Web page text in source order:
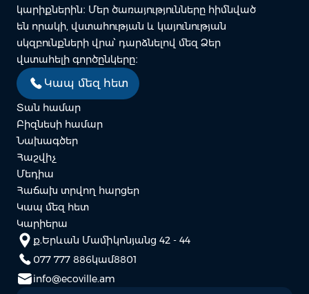
կարիքներին։ Մեր ծառայությունները հիմնված
են որակի, վստահության և կայունության
սկզբունքների վրա՝ դարձնելով մեզ Ձեր
վստահելի գործընկերը։
Կապ մեզ հետ
Տան համար
Բիզնեսի համար
Նախագծեր
Հաշվիչ
Մեդիա
Հաճախ տրվող հարցեր
Կապ մեզ հետ
Կարիերա
ք.Երևան Մամիկոնյանց 42 - 44
077 777 886կամ8801
info@ecoville.am